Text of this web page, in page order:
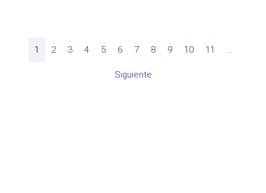
1 2 3 4 5 6 7 8 9 10 11 …
Siguiente